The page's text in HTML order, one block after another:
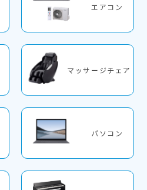
エアコン
マッサージチェア
パソコン